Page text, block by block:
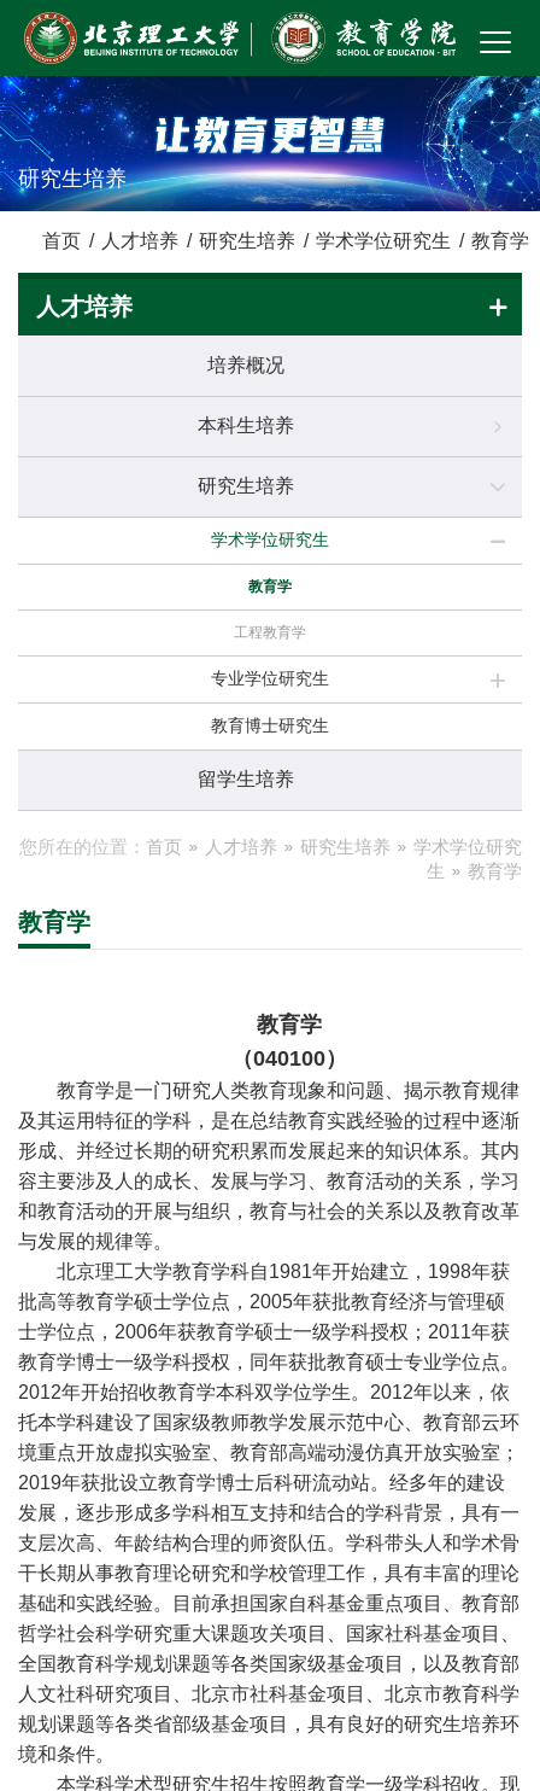
研究生培养
首页 / 人才培养 / 研究生培养 / 学术学位研究生 / 教育学
人才培养
培养概况
本科生培养
研究生培养
学术学位研究生
教育学
工程教育学
专业学位研究生
教育博士研究生
留学生培养
您所在的位置： 首页 人才培养 研究生培养
学术学位研究
生
教育学
教育学
教育学
（040100）
教育学是一门研究人类教育现象和问题、揭示教育规律
及其运用特征的学科，是在总结教育实践经验的过程中逐渐
形成、并经过长期的研究积累而发展起来的知识体系。其内
容主要涉及人的成长、发展与学习、教育活动的关系，学习
和教育活动的开展与组织，教育与社会的关系以及教育改革
与发展的规律等。
北京理工大学教育学科自1981年开始建立，1998年获
批高等教育学硕士学位点，2005年获批教育经济与管理硕
士学位点，2006年获教育学硕士一级学科授权；2011年获
教育学博士一级学科授权，同年获批教育硕士专业学位点。
2012年开始招收教育学本科双学位学生。2012年以来，依
托本学科建设了国家级教师教学发展示范中心、教育部云环
境重点开放虚拟实验室、教育部高端动漫仿真开放实验室；
2019年获批设立教育学博士后科研流动站。经多年的建设
发展，逐步形成多学科相互支持和结合的学科背景，具有一
支层次高、年龄结构合理的师资队伍。学科带头人和学术骨
干长期从事教育理论研究和学校管理工作，具有丰富的理论
基础和实践经验。目前承担国家自科基金重点项目、教育部
哲学社会科学研究重大课题攻关项目、国家社科基金项目、
全国教育科学规划课题等各类国家级基金项目，以及教育部
人文社科研究项目、北京市社科基金项目、北京市教育科学
规划课题等各类省部级基金项目，具有良好的研究生培养环
境和条件。
本学科学术型研究生招生按照教育学一级学科招收。现